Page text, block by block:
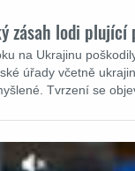
zásah lodi
na Ukrajinu
úřady včetně
Tvrzení se